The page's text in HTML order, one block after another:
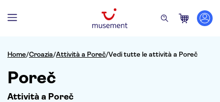
Home/Croazia/Attività a Poreč/Vedi tutte le attività a Poreč
Poreč
Attività a Poreč